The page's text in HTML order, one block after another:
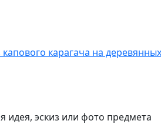
карагача на деревянных
идея, эскиз или фото предмета